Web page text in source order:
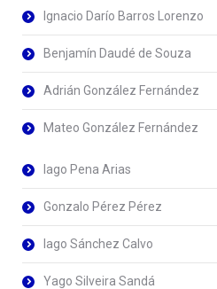
Ignacio Darío Barros Lorenzo
Benjamín Daudé de Souza
Adrián González Fernández
Mateo González Fernández
Iago Pena Arias
Gonzalo Pérez Pérez
Iago Sánchez Calvo
Yago Silveira Sandá